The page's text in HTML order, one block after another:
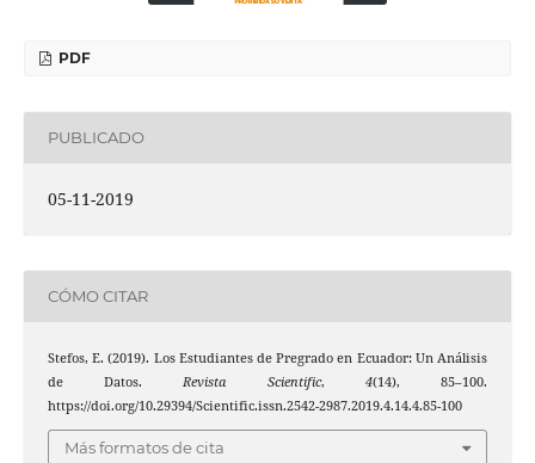
PDF
PUBLICADO
05-11-2019
CÓMO CITAR
Stefos, E. (2019). Los Estudiantes de Pregrado en Ecuador: Un Análisis
de Datos. Revista Scientific, 4(14), 85–100.
https://doi.org/10.29394/Scientific.issn.2542-2987.2019.4.14.4.85-100
Más formatos de cita